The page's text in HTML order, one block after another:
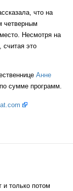
что на
четверным
Несмотря на
считая это
Анне
сумме программ.
только потом